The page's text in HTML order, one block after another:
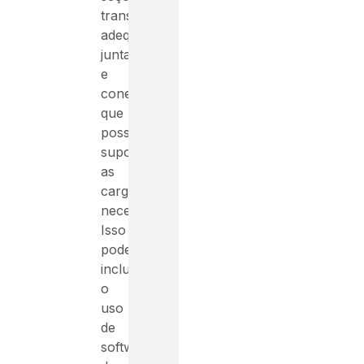
transversais
adequadas,
juntas
e
conexões
que
possam
suportar
as
cargas
necessárias.
Isso
pode
incluir
o
uso
de
software